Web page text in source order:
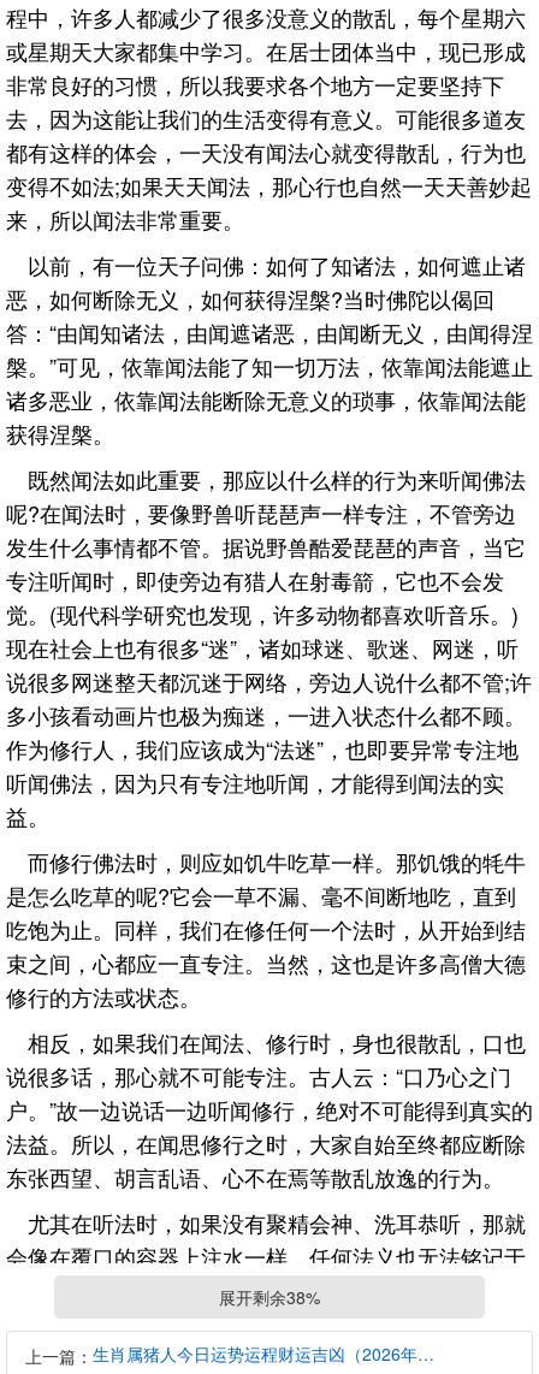
程中，许多人都减少了很多没意义的散乱，每个星期六
或星期天大家都集中学习。在居士团体当中，现已形成
非常良好的习惯，所以我要求各个地方一定要坚持下
去，因为这能让我们的生活变得有意义。可能很多道友
都有这样的体会，一天没有闻法心就变得散乱，行为也
变得不如法;如果天天闻法，那心行也自然一天天善妙起
来，所以闻法非常重要。
以前，有一位天子问佛：如何了知诸法，如何遮止诸
恶，如何断除无义，如何获得涅槃?当时佛陀以偈回
答：“由闻知诸法，由闻遮诸恶，由闻断无义，由闻得涅
槃。”可见，依靠闻法能了知一切万法，依靠闻法能遮止
诸多恶业，依靠闻法能断除无意义的琐事，依靠闻法能
获得涅槃。
既然闻法如此重要，那应以什么样的行为来听闻佛法
呢?在闻法时，要像野兽听琵琶声一样专注，不管旁边
发生什么事情都不管。据说野兽酷爱琵琶的声音，当它
专注听闻时，即使旁边有猎人在射毒箭，它也不会发
觉。(现代科学研究也发现，许多动物都喜欢听音乐。)
现在社会上也有很多“迷”，诸如球迷、歌迷、网迷，听
说很多网迷整天都沉迷于网络，旁边人说什么都不管;许
多小孩看动画片也极为痴迷，一进入状态什么都不顾。
作为修行人，我们应该成为“法迷”，也即要异常专注地
听闻佛法，因为只有专注地听闻，才能得到闻法的实
益。
而修行佛法时，则应如饥牛吃草一样。那饥饿的牦牛
是怎么吃草的呢?它会一草不漏、毫不间断地吃，直到
吃饱为止。同样，我们在修任何一个法时，从开始到结
束之间，心都应一直专注。当然，这也是许多高僧大德
修行的方法或状态。
相反，如果我们在闻法、修行时，身也很散乱，口也
说很多话，那心就不可能专注。古人云：“口乃心之门
户。”故一边说话一边听闻修行，绝对不可能得到真实的
法益。所以，在闻思修行之时，大家自始至终都应断除
东张西望、胡言乱语、心不在焉等散乱放逸的行为。
尤其在听法时，如果没有聚精会神、洗耳恭听，那就
会像在覆口的容器上注水一样，任何法义也无法铭记于
心。所以在闻法之前，就应把所有的琐事放下。在听法
的过程中，也不要吃东西、说话以及上厕所，否则有很
大的过失，而且效果还不好;如果这样听闻，那不管听多
展开剩余38%
上一篇： 生肖属猪人今日运势运程财运吉凶（2026年8月7日）详解查询